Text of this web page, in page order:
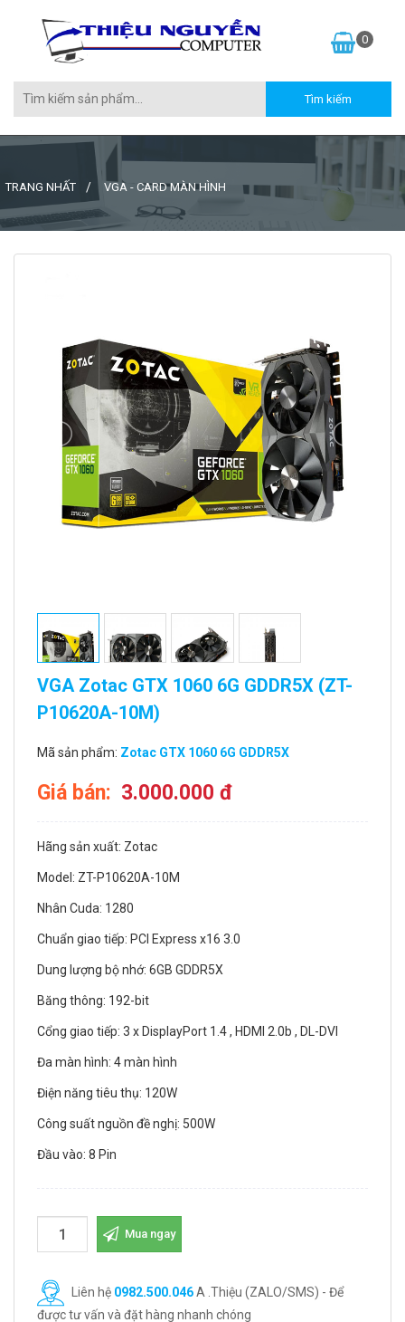
0
TRANG NHẤT VGA - CARD MÀN HÌNH
VGA Zotac GTX 1060 6G GDDR5X (ZT-
P10620A-10M)
Mã sản phẩm: Zotac GTX 1060 6G GDDR5X
Giá bán: 3.000.000 đ
Hãng sản xuất: Zotac
Model: ZT-P10620A-10M
Nhân Cuda: 1280
Chuẩn giao tiếp: PCI Express x16 3.0
Dung lượng bộ nhớ: 6GB GDDR5X
Băng thông: 192-bit
Cổng giao tiếp: 3 x DisplayPort 1.4 , HDMI 2.0b , DL-DVI
Đa màn hình: 4 màn hình
Điện năng tiêu thụ: 120W
Công suất nguồn đề nghị: 500W
Đầu vào: 8 Pin
Mua ngay
Liên hệ 0982.500.046A .Thiệu (ZALO/SMS) - Để
được tư vấn và đặt hàng nhanh chóng